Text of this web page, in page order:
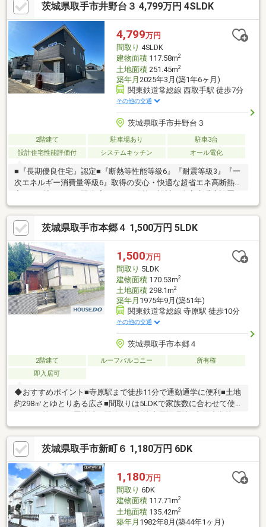
茨城県取手市井野台３ 4,799万円 4SLDK
4,799万円
間取り 4SLDK
建物面積117.58m2
土地面積251.45m2
築年月 2025年3月(築1年6ヶ月)
関東鉄道常総線 西取手駅 徒歩7分
その他の交通
茨城県取手市井野台３
2階建て 駐車場あり
駐車3台
設計住宅性能評価付
システムキッチン オール電化
■『長期優良住宅』認定■『断熱等性能等級6』『耐震等級3』『一
次エネルギー消費量等級6』取得の安心・快適な超省エネ高断熱住
■オール電化×太陽光発電×蓄電池搭載。家計にも地球にも優し
く、年間の電気代はプラス収支。■ハイパワータイプのエコキュ
ートを採用、快適な給湯環境を実現。■敷地は広々76坪超！庭付
き、駐車場は3台可でお友達も呼べるゆとりの空間。■全館加湿＆
全館換気（うるケア）で1年を通して家中が快適湿度。駅徒歩7分
の利便性と、閑静な住宅街の落ち着きを両立。ご内見は随時受付
中！まずはお気軽にお問い合わせください！
茨城県取手市本郷４ 1,500万円 5LDK
1,500万円
間取り 5LDK
建物面積170.53m2
土地面積298.1m2
築年月 1975年9月(築51年)
関東鉄道常総線 寺原駅 徒歩10分
その他の交通
茨城県取手市本郷４
2階建て ルーフバルコニー
所有権
即入居可
◆おすすめポイント■寺原駅まで徒歩11分で通勤通学に便利■土地
約298㎡とゆとりある広さ■間取りは5LDKで家族数に合わせて使
で徒歩11分■取手第二中学校まで徒歩14分■フレッシュスーパーマ
マまで徒歩12分■西取手駅も徒歩13分で利用可能◆ご案内古家付
のため建替えや土地利用のご相談も承ります。現地の様子はお気
軽にお問い合わせください。
茨城県取手市新町６ 1,180万円 6DK
1,180万円
間取り 6DK
建物面積117.71m2
土地面積135.42m2
築年月 1982年8月(築44年1ヶ月)